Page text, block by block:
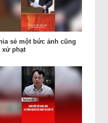
sẻ một bức ảnh cũng
xử phạt